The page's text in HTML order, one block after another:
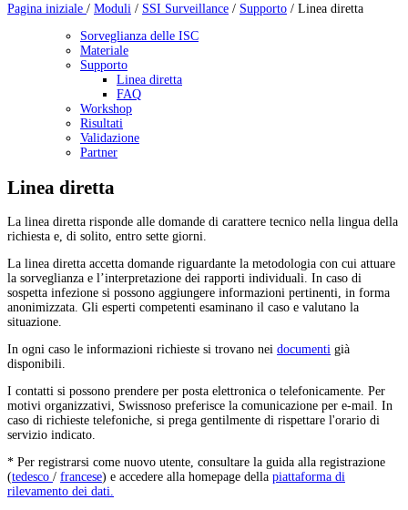
Pagina iniziale / Moduli / SSI Surveillance / Supporto / Linea diretta
Sorveglianza delle ISC
Materiale
Supporto
Linea diretta
FAQ
Workshop
Risultati
Validazione
Partner
Linea diretta
La linea diretta risponde alle domande di carattere tecnico nella lingua della
richiesta e, di solito, entro sette giorni.
La linea diretta accetta domande riguardante la metodologia con cui attuare
la sorveglianza e l’interpretazione dei rapporti individuali. In caso di
sospetta infezione si possono aggiungere informazioni pertinenti, in forma
anonimizzata. Gli esperti competenti esaminano il caso e valutano la
situazione.
In ogni caso le informazioni richieste si trovano nei documenti già
disponibili.
I contatti si possono prendere per posta elettronica o telefonicamente. Per
motivi organizzativi, Swissnoso preferisce la comunicazione per e-mail. In
caso di richieste telefoniche, si prega gentilmente di rispettare l'orario di
servizio indicato.
* Per registrarsi come nuovo utente, consultare la guida alla registrazione
(tedesco / francese) e accedere alla homepage della piattaforma di
rilevamento dei dati.